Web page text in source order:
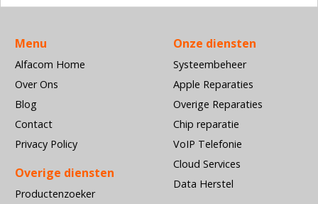
Menu
Alfacom Home
Over Ons
Blog
Contact
Privacy Policy
Onze diensten
Systeembeheer
Apple Reparaties
Overige Reparaties
Chip reparatie
VoIP Telefonie
Cloud Services
Data Herstel
Overige diensten
Productenzoeker